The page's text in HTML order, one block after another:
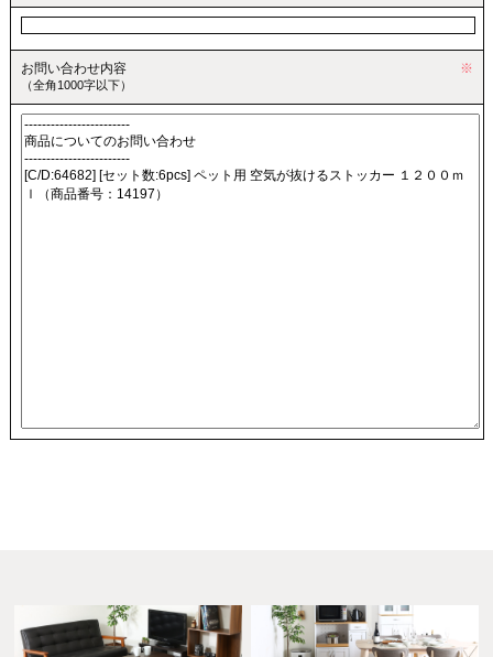
お問い合わせ内容 ※
（全角1000字以下）